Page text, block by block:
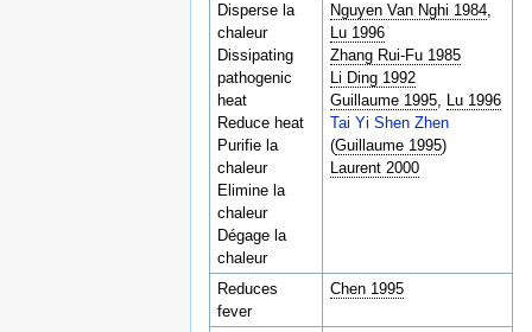
Disperse la
chaleur
Dissipating
pathogenic
heat
Reduce heat
Purifie la
chaleur
Elimine la
chaleur
Dégage la
chaleur
Nguyen Van Nghi 1984,
Lu 1996
Zhang Rui-Fu 1985
Li Ding 1992
Guillaume 1995, Lu 1996
Tai Yi Shen Zhen
(Guillaume 1995)
Laurent 2000
Reduces
fever
Chen 1995